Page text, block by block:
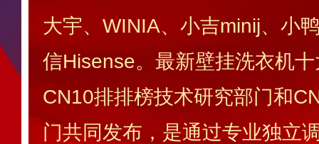
大宇、WINIA、小吉minij、小
信Hisense。最新壁挂洗衣机
CN10排排榜技术研究部门和
门共同发布，是通过专业独立